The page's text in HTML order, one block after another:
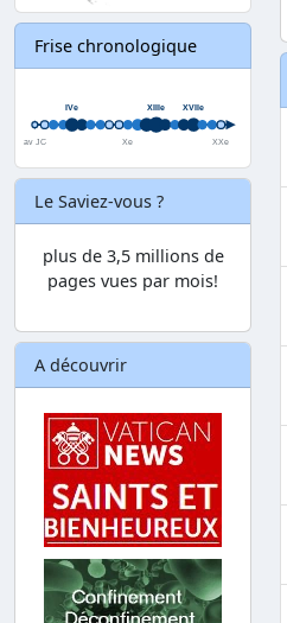
Frise chronologique
Le Saviez-vous ?
plus de 3,5 millions de
pages vues par mois!
A découvrir